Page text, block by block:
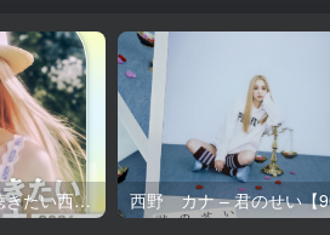
西野 カナ – 夏に聴きたい西野カナ2026【44.1kHz／16bit】日本区